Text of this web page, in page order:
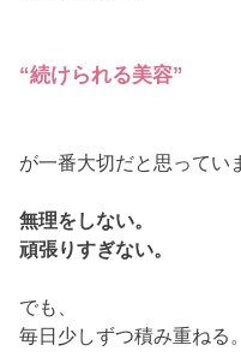
“続けられる美容”
が一番大切だと思ってい
無理をしない。
頑張りすぎない。
でも、
毎日少しずつ積み重ねる。